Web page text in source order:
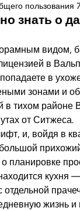
пользования
знать о
видом,
в
в
зонами и
в тихом районе
от Ситжеса.
и, войдя в
планировке
кухня
жизнь и